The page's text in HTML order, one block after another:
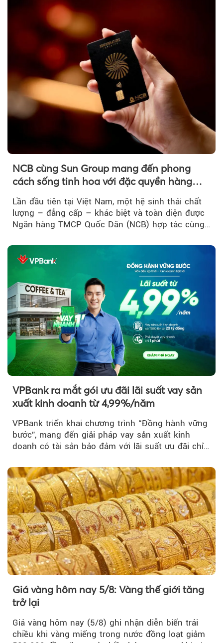
NCB cùng Sun Group mang đến phong
cách sống tinh hoa với đặc quyền hàng
đầu Việt Nam
Lần đầu tiên tại Việt Nam, một hệ sinh thái chất
lượng – đẳng cấp – khác biệt và toàn diện được
Ngân hàng TMCP Quốc Dân (NCB) hợp tác cùng
VPBank ra mắt gói ưu đãi lãi suất vay sản
xuất kinh doanh từ 4,99%/năm
VPBank triển khai chương trình “Đồng hành vững
bước”, mang đến giải pháp vay sản xuất kinh
doanh có tài sản bảo đảm với lãi suất ưu đãi chỉ
Giá vàng hôm nay 5/8: Vàng thế giới tăng
trở lại
Giá vàng hôm nay (5/8) ghi nhận diễn biến trái
chiều khi vàng miếng trong nước đồng loạt giảm